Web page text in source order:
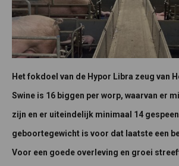
Het fokdoel van de Hypor Libra zeug van
Swine is 16 biggen per worp, waarvan er
zijn en er uiteindelijk minimaal 14
geboortegewicht is voor dat laatste een
Voor een goede overleving en groei